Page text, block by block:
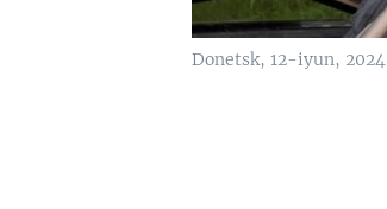
Donetsk, 12-iyun, 2024